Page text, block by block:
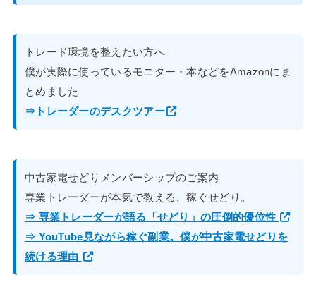
トレード環境を整えたい方へ
僕が実際に使っているモニター・本などをAmazonにま
とめました
⇒トレーダーのデスクツアー
中古家電せどりメンバーシップのご案内
専業トレーダーが本気で教える、稼ぐせどり。
⇒ 専業トレーダーが語る「せどり」の圧倒的優位性
⇒ YouTube見ながら稼ぐ副業。僕が中古家電せどりを
続ける理由